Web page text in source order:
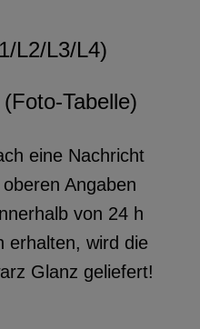
L2/L3/L4)
Tabelle)
eine Nachricht
Angaben
von 24 h
erhalten, wird die
Glanz geliefert!